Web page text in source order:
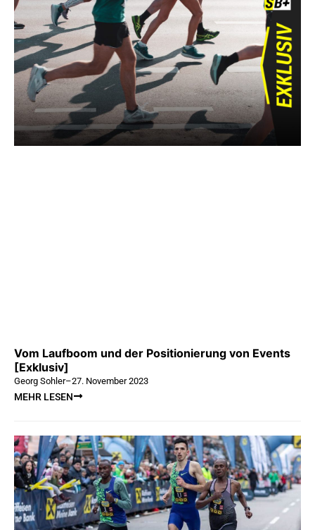
Vom Laufboom und der Positionierung von Events
[Exklusiv]
Georg Sohler–27. November 2023
MEHR LESEN